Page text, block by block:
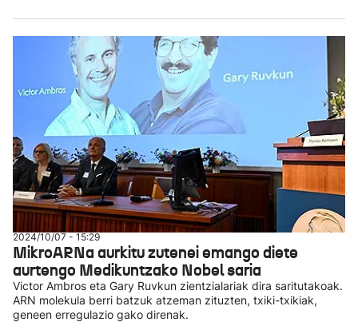
2024/10/07 - 15:29
MikroARNa aurkitu zutenei emango diete
aurtengo Medikuntzako Nobel saria
Victor Ambros eta Gary Ruvkun zientzialariak dira saritutakoak.
ARN molekula berri batzuk atzeman zituzten, txiki-txikiak,
geneen erregulazio gako direnak.